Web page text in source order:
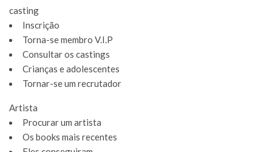
casting
Inscrição
Torna-se membro V.I.P
Consultar os castings
Crianças e adolescentes
Tornar-se um recrutador
Artista
Procurar um artista
Os books mais recentes